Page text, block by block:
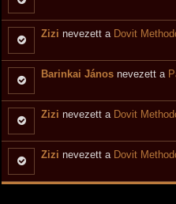
Zizi nevezett a Dovit
Barinkai János nevezett a
Zizi nevezett a Dovit
Zizi nevezett a Dovit